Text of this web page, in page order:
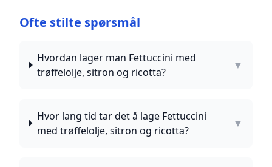
Ofte stilte spørsmål
Hvordan lager man Fettuccini med
trøffelolje, sitron og ricotta?
▼
Hvor lang tid tar det å lage Fettuccini
med trøffelolje, sitron og ricotta?
▼